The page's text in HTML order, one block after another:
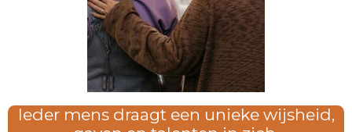
Ieder mens draagt een unieke wijsheid,